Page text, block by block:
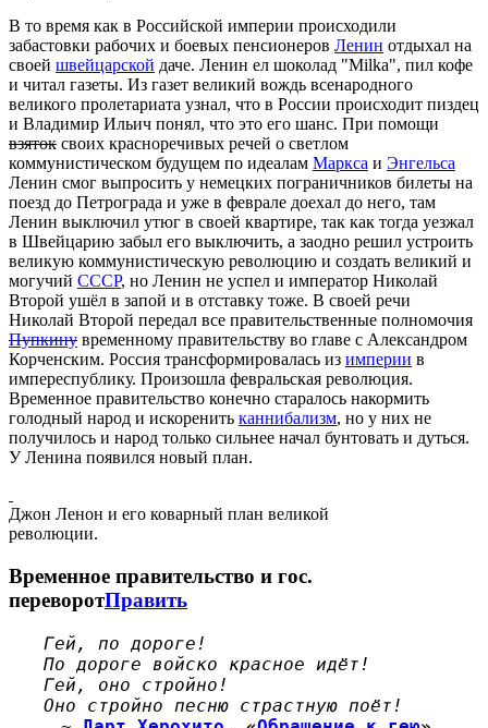
В то время как в Российской империи происходили
забастовки рабочих и боевых пенсионеров Ленин отдыхал на
своей швейцарской даче. Ленин ел шоколад "Milka", пил кофе
и читал газеты. Из газет великий вождь всенародного
великого пролетариата узнал, что в России происходит пиздец
и Владимир Ильич понял, что это его шанс. При помощи
взяток своих красноречивых речей о светлом
коммунистическом будущем по идеалам Маркса и Энгельса
Ленин смог выпросить у немецких пограничников билеты на
поезд до Петрограда и уже в феврале доехал до него, там
Ленин выключил утюг в своей квартире, так как тогда уезжал
в Швейцарию забыл его выключить, а заодно решил устроить
великую коммунистическую революцию и создать великий и
могучий СССР, но Ленин не успел и император Николай
Второй ушёл в запой и в отставку тоже. В своей речи
Николай Второй передал все правительственные полномочия
Пупкину временному правительству во главе с Александром
Корченским. Россия трансформировалась из империи в
импереспублику. Произошла февральская революция.
Временное правительство конечно старалось накормить
голодный народ и искоренить каннибализм, но у них не
получилось и народ только сильнее начал бунтовать и дуться.
У Ленина появился новый план.
Джон Ленон и его коварный план великой
революции.
Временное правительство и гос.
переворотПравить
Гей, по дороге!
По дороге войско красное идёт!
Гей, оно стройно!
Оно стройно песню страстную поёт!